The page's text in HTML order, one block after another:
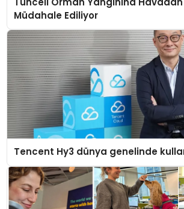
Müdahale Ediliyor
Tencent Hy3 dünya genelinde